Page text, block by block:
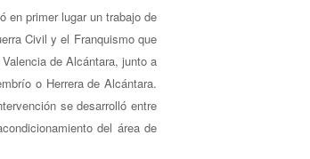
en primer lugar un trabajo de
Civil y el Franquismo que
de Alcántara, junto a
o Herrera de Alcántara.
se desarrolló entre
del área de